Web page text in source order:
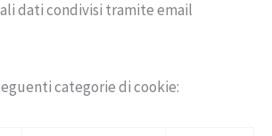
dati condivisi tramite email
categorie di cookie: